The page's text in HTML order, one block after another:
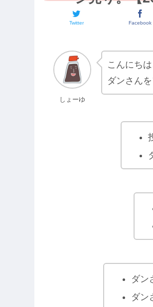
Twitter Facebook
しょーゆ
こんにちは
ダンさん
ダン
ダン